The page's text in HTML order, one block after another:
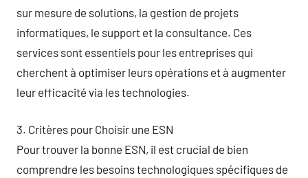
sur mesure de solutions, la gestion de projets
informatiques, le support et la consultance. Ces
services sont essentiels pour les entreprises qui
cherchent à optimiser leurs opérations et à augmenter
leur efficacité via les technologies.
3. Critères pour Choisir une ESN
Pour trouver la bonne ESN, il est crucial de bien
comprendre les besoins technologiques spécifiques de